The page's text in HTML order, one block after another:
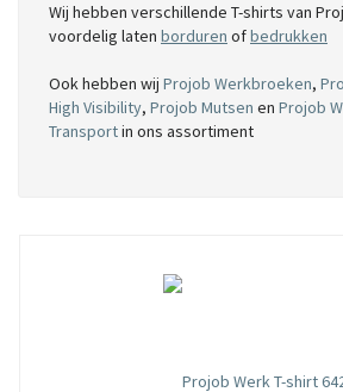
Wij hebben verschillende T-shirts van
voordelig laten borduren ofbedrukken
Ook hebben wij Projob Werkbroeken,
High Visibility, Projob Mutsen en Projob
Transportin ons assortiment